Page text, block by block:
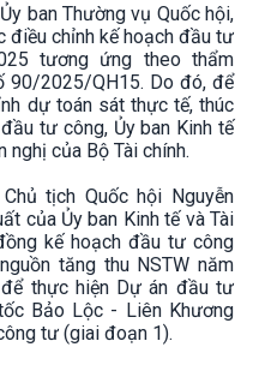
ban Thường vụ Quốc hội,
điều chỉnh kế hoạch đầu tư
tương ứng theo thẩm
90/2025/QH15. Do đó, để
dự toán sát thực tế, thúc
tư công, Ủy ban Kinh tế
nghị của Bộ Tài chính.
tịch Quốc hội Nguyễn
của Ủy ban Kinh tế và Tài
kế hoạch đầu tư công
tăng thu NSTW năm
thực hiện Dự án đầu tư
Bảo Lộc - Liên Khương
tư (giai đoạn 1).